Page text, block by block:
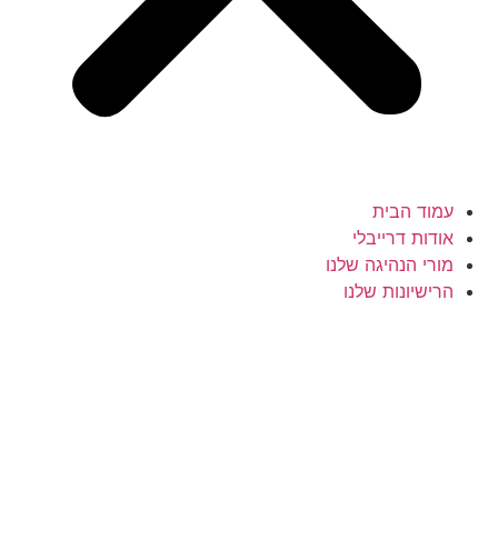
עמוד הבית
אודות דרייבלי
מורי הנהיגה שלנו
הרישיונות שלנו